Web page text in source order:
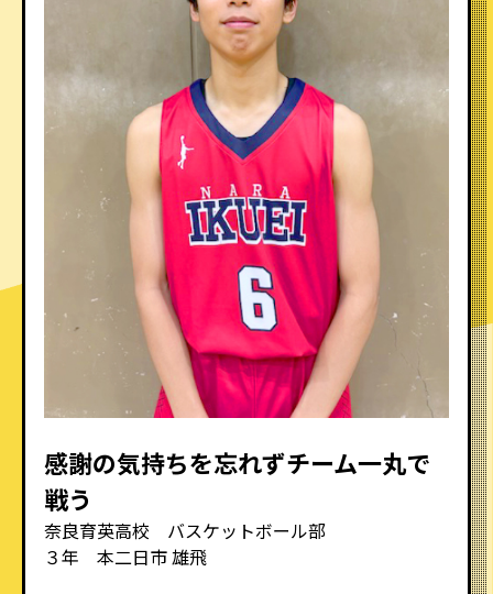
感謝の気持ちを忘れずチーム一丸で
戦う
奈良育英高校 バスケットボール部
３年 本二日市 雄飛